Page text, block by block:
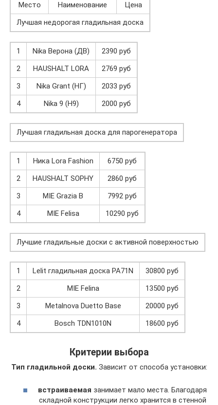
Место Наименование
Цена
Лучшая недорогая гладильная доска
1 Nika Верона (ДВ)
2390 руб
2
HAUSHALT LORA
2769 руб
3
Nika Grant (НГ)
2033 руб
4
Nika 9 (Н9) 2000 руб
Лучшая гладильная доска для парогенератора
1 Ника Lora Fashion
6750 руб
2
HAUSHALT SOPHY
2860 руб
3
MIE Grazia B
7992 руб
4
MIE Felisa 10290 руб
Лучшие гладильные доски с активной поверхностью
1 Lelit гладильная доска РА71N
30800 руб
2
MIE Felina
13500 руб
3
Metalnova Duetto Base
20000 руб
4
Bosch TDN1010N 18600 руб
Критерии выбора
Тип гладильной доски. Зависит от способа установки:
встраиваемая занимает мало места. Благодаря
складной конструкции легко хранится в стенной